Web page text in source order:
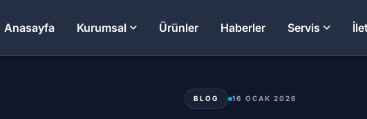
Anasayfa Kurumsal Ürünler Haberler Servis
BLOG 16 OCAK 2026